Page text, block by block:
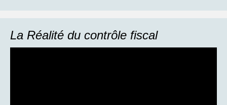
La Réalité du contrôle fiscal